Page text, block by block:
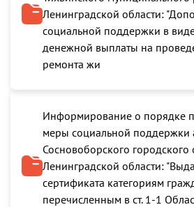
Ленинградской области:
социальной поддержки в
денежной выплаты на
ремонта жи
Информирование о порядке
меры социальной поддержки
Сосновоборского городского
Ленинградской области:
сертификата категориям
перечисленным в ст. 1-1